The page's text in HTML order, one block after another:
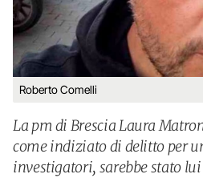
Roberto Comelli
La pm di Brescia Laura
come indiziato di delitto per
investigatori, sarebbe stato